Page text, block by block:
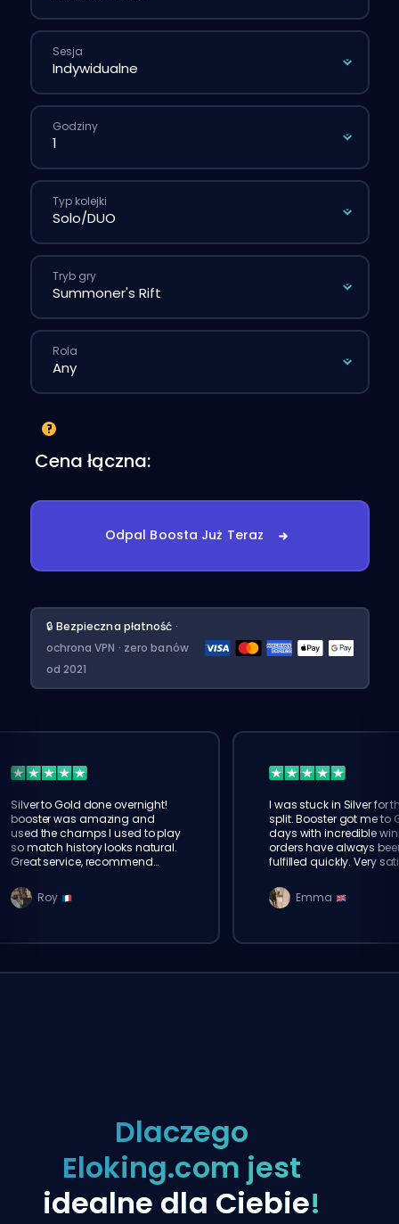
Sesja
Godziny
Typ kolejki
Tryb gry
Rola
Cena łączna:
Odpal Boosta Już Teraz
🔒 Bezpieczna płatność ·
ochrona VPN · zero banów
od 2021
Silver to Gold done overnight!
booster was amazing and
used the champs I used to play
so match history looks natural.
Great service, recommend
Roy
I was stuck in Silver for
split. Booster got me to
days with incredible
orders have always
fulfilled quickly. Very
Emma
Dlaczego
Eloking.com jest
idealne dla Ciebie!